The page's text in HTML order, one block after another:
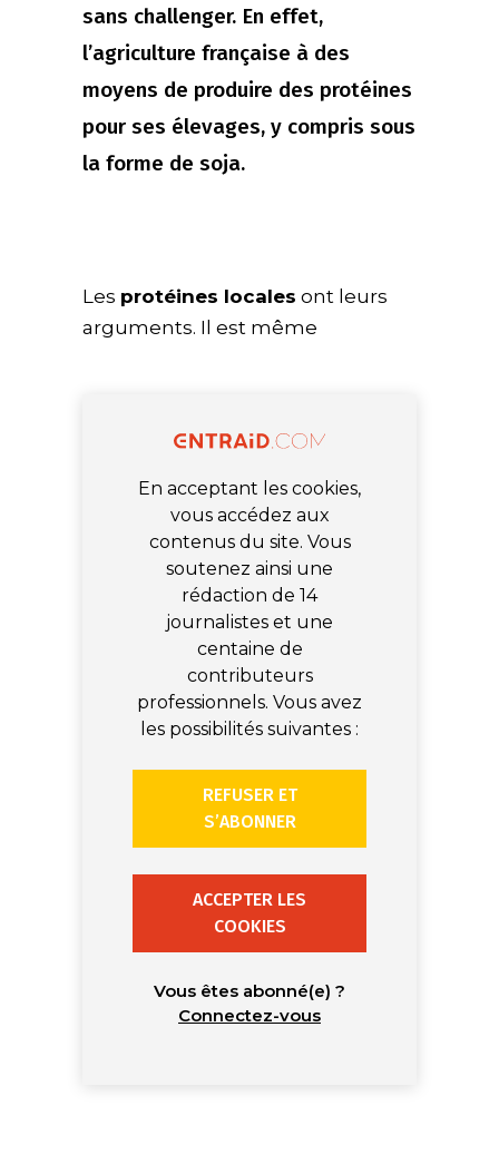
sans challenger. En effet,
l’agriculture française à des
moyens de produire des protéines
pour ses élevages, y compris sous
la forme de soja.
Les protéines locales ont leurs
arguments. Il est même
En acceptant les cookies,
vous accédez aux
contenus du site. Vous
soutenez ainsi une
rédaction de 14
journalistes et une
centaine de
contributeurs
professionnels. Vous avez
les possibilités suivantes :
REFUSER ET
S’ABONNER
ACCEPTER LES
COOKIES
Vous êtes abonné(e) ?
Connectez-vous